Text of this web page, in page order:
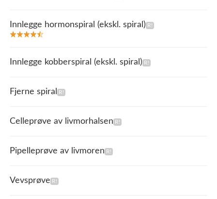
Innlegge hormonspiral (ekskl. spiral)
Innlegge kobberspiral (ekskl. spiral)
Fjerne spiral
Celleprøve av livmorhalsen
Pipelleprøve av livmoren
Vevsprøve